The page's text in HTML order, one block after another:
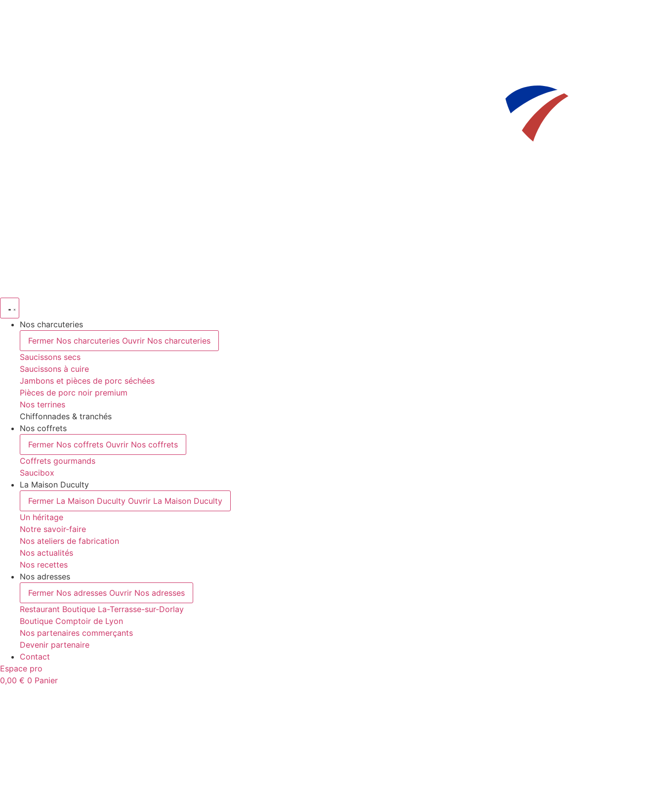
Nos charcuteries
Fermer Nos charcuteries Ouvrir Nos charcuteries
Saucissons secs
Saucissons à cuire
Jambons et pièces de porc séchées
Pièces de porc noir premium
Nos terrines
Chiffonnades & tranchés
Nos coffrets
Fermer Nos coffrets Ouvrir Nos coffrets
Coffrets gourmands
Saucibox
La Maison Duculty
Fermer La Maison Duculty Ouvrir La Maison Duculty
Un héritage
Notre savoir-faire
Nos ateliers de fabrication
Nos actualités
Nos recettes
Nos adresses
Fermer Nos adresses Ouvrir Nos adresses
Restaurant Boutique La-Terrasse-sur-Dorlay
Boutique Comptoir de Lyon
Nos partenaires commerçants
Devenir partenaire
Contact
Espace pro
0,00 € 0 Panier